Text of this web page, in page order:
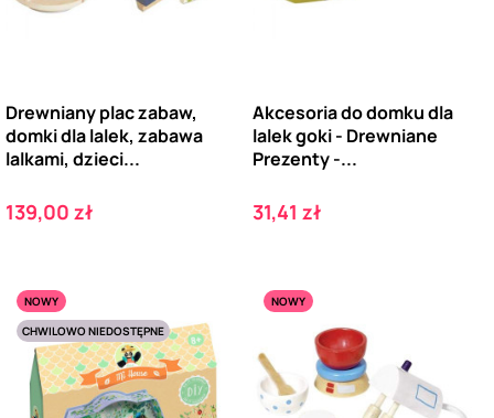
Drewniany plac zabaw,
domki dla lalek, zabawa
lalkami, dzieci...
Cena
139,00 zł
Akcesoria do domku dla
lalek goki - Drewniane
Prezenty -...
Cena
31,41 zł
NOWY
CHWILOWO NIEDOSTĘPNE
NOWY